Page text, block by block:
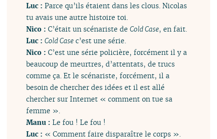
Luc :Parce qu’ils étaient dans les clous. Nicolas
tu avais une autre histoire toi.
Nico :C’était un scénariste deCold Case, en fait.
Luc :Cold Case c’est une série.
Nico :C’est une série policière, forcément il y a
beaucoup de meurtres, d’attentats, de trucs
comme ça. Et le scénariste, forcément, il a
besoin de chercher des idées et il est allé
chercher sur Internet « comment on tue sa
femme ».
Manu :Le fou ! Le fou !
Luc : « Comment faire disparaître le corps ».